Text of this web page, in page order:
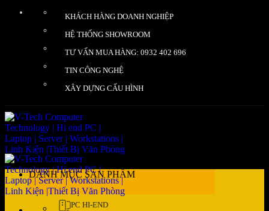
KHÁCH HÀNG DOANH NGHIỆP
HỆ THỐNG SHOWROOM
TƯ VẤN MUA HÀNG: 0932 402 696
TIN CÔNG NGHỆ
XÂY DỰNG CẤU HÌNH
DANH MỤC SẢN PHẨM
PC HI-END